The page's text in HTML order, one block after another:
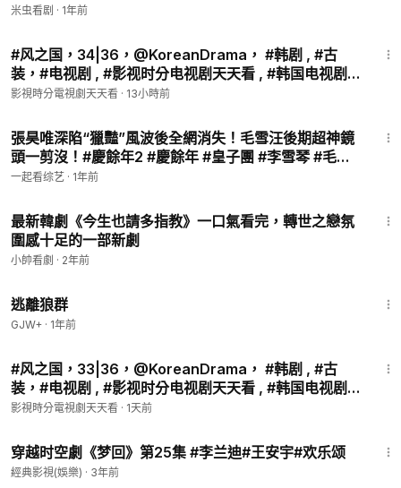
米虫看剧 · 1年前
#风之国，34|36，@KoreanDrama， #韩剧 , #古
装，#电视剧 , #影视时分电视剧天天看 , #韩国电视剧
,#爱情剧，#宋一国，#崔贞媛， #朴建炯 ，#郑进永 ，
根据金真画家的同
影視時分電視劇天天看 · 13小時前
張昊唯深陷“獵豔”風波後全網消失！毛雪汪後期超神鏡
頭一剪沒！#慶餘年2 #慶餘年 #皇子團 #李雪琴 #毛不
易 #毛雪汪 #張昊唯
一起看综艺 · 1年前
最新韓劇《今生也請多指教》一口氣看完，轉世之戀氛
圍感十足的一部新劇
小帥看劇 · 2年前
逃離狼群
GJW+ · 1年前
#风之国，33|36，@KoreanDrama， #韩剧 , #古
装，#电视剧 , #影视时分电视剧天天看 , #韩国电视剧
,#爱情剧，#宋一国，#崔贞媛， #朴建炯 ，#郑进永 ，
根据金真画家的同
影視時分電視劇天天看 · 1天前
穿越时空劇《梦回》第25集 #李兰迪#王安宇#欢乐颂
經典影視(娛樂) · 3年前